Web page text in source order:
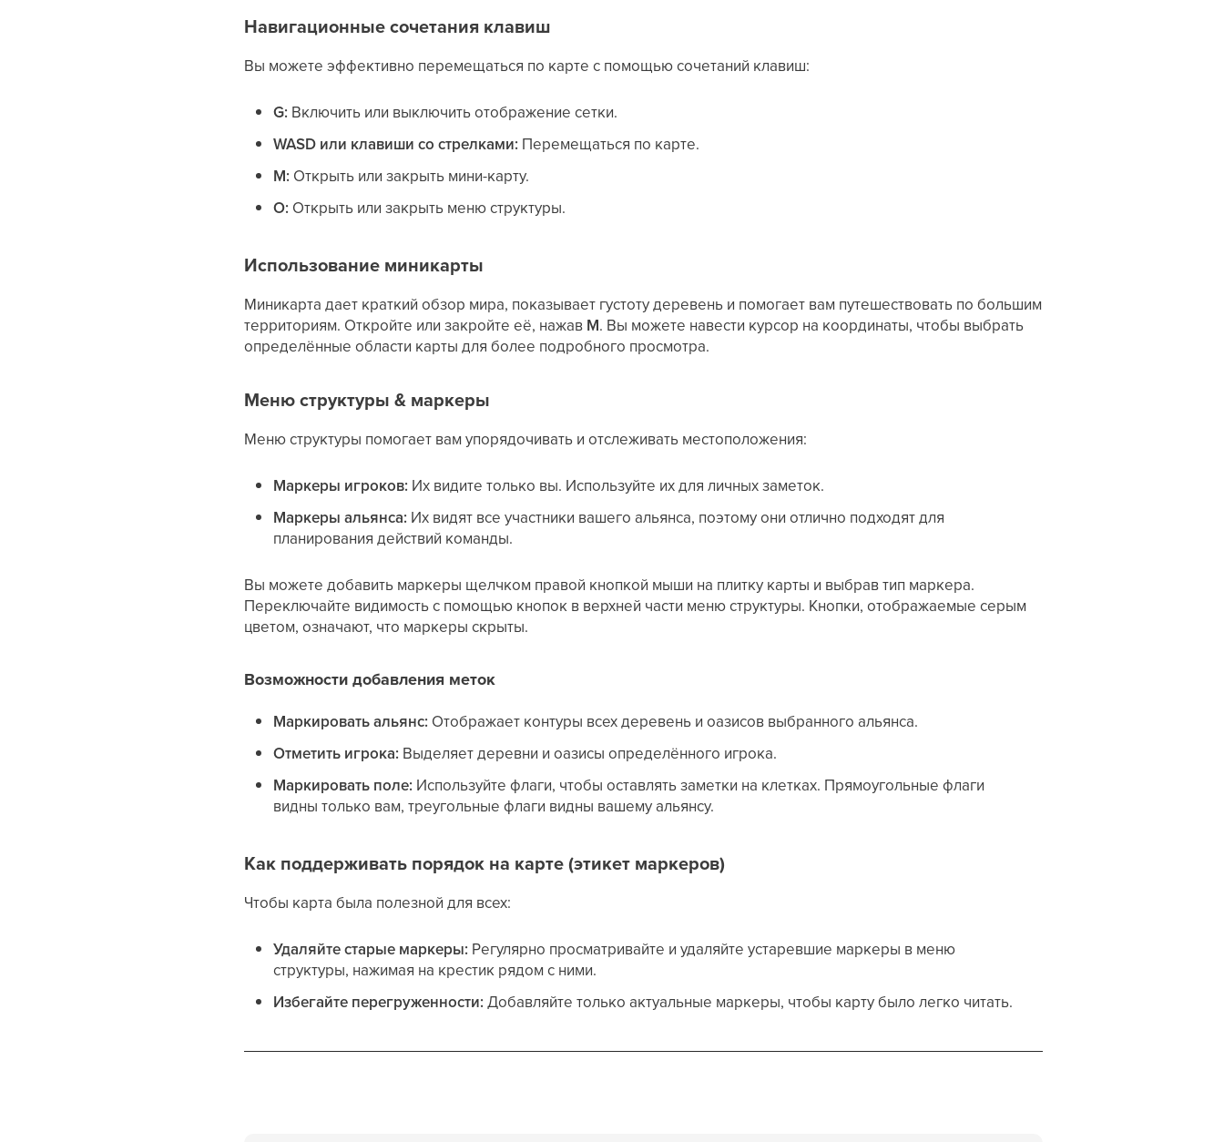
Навигационные сочетания клавиш
Вы можете эффективно перемещаться по карте с помощью сочетаний клавиш:
G: Включить или выключить отображение сетки.
WASD или клавиши со стрелками: Перемещаться по карте.
М: Открыть или закрыть мини-карту.
O: Открыть или закрыть меню структуры.
Использование миникарты
Миникарта дает краткий обзор мира, показывает густоту деревень и помогает вам путешествовать по большим
территориям. Откройте или закройте её, нажав M. Вы можете навести курсор на координаты, чтобы выбрать
определённые области карты для более подробного просмотра.
Меню структуры & маркеры
Меню структуры помогает вам упорядочивать и отслеживать местоположения:
Маркеры игроков: Их видите только вы. Используйте их для личных заметок.
Маркеры альянса: Их видят все участники вашего альянса, поэтому они отлично подходят для
планирования действий команды.
Вы можете добавить маркеры щелчком правой кнопкой мыши на плитку карты и выбрав тип маркера.
Переключайте видимость с помощью кнопок в верхней части меню структуры. Кнопки, отображаемые серым
цветом, означают, что маркеры скрыты.
Возможности добавления меток
Маркировать альянс: Отображает контуры всех деревень и оазисов выбранного альянса.
Отметить игрока: Выделяет деревни и оазисы определённого игрока.
Маркировать поле: Используйте флаги, чтобы оставлять заметки на клетках. Прямоугольные флаги
видны только вам, треугольные флаги видны вашему альянсу.
Как поддерживать порядок на карте (этикет маркеров)
Чтобы карта была полезной для всех:
Удаляйте старые маркеры: Регулярно просматривайте и удаляйте устаревшие маркеры в меню
структуры, нажимая на крестик рядом с ними.
Избегайте перегруженности: Добавляйте только актуальные маркеры, чтобы карту было легко читать.